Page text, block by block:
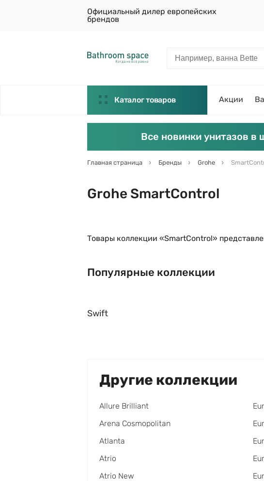
Официальный дилер европейских
брендов
Каталог товаров Акции
Все новинки унитазов
Главная страница Бренды Grohe
Grohe SmartControl
Товары коллекции «SmartControl»
Популярные коллекции
Swift
Другие коллекции
Allure Brilliant
Arena Cosmopolitan
Atlanta
Atrio
Atrio New